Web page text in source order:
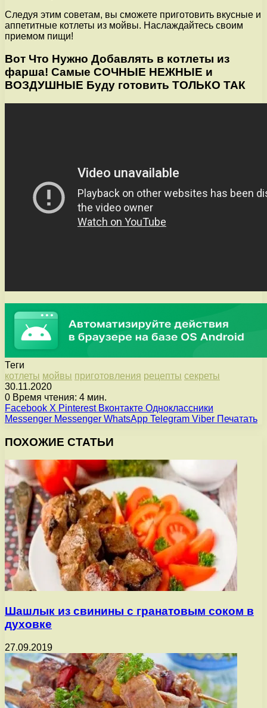
Следуя этим советам, вы сможете приготовить вкусные и
аппетитные котлеты из мойвы. Наслаждайтесь своим
приемом пищи!
Вот Что Нужно Добавлять в котлеты из
фарша! Самые СОЧНЫЕ НЕЖНЫЕ и
ВОЗДУШНЫЕ Буду готовить ТОЛЬКО ТАК
Теги
котлеты мойвы приготовления рецепты секреты
30.11.2020
0 Время чтения: 4 мин.
Facebook X Pinterest Вконтакте Одноклассники
Messenger Messenger WhatsApp Telegram Viber Печатать
ПОХОЖИЕ СТАТЬИ
Шашлык из свинины с гранатовым соком в
духовке
27.09.2019